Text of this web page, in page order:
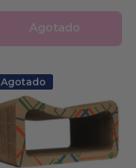
Agotado
Agotado